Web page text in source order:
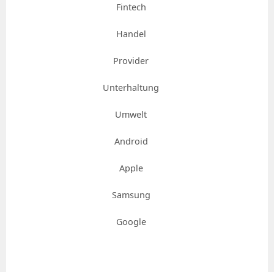
Fintech
Handel
Provider
Unterhaltung
Umwelt
Android
Apple
Samsung
Google